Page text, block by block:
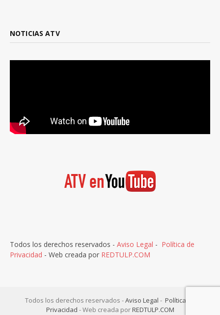
NOTICIAS ATV
Todos los derechos reservados - Aviso Legal - Política de
Privacidad - Web creada por REDTULP.COM
Todos los derechos reservados -Aviso Legal - Política de
Privacidad - Web creada porREDTULP.COM